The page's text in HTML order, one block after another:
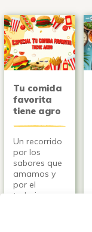
Tu comida
favorita
tiene agro
Un recorrido
por los
sabores que
amamos y
por el
trabajo